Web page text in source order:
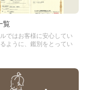
覧
ではお客様に安心してい
ように、鑑別をとってい